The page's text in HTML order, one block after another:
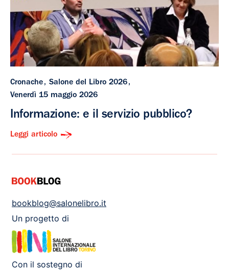
Cronache
Salone del Libro 2026
Venerdì 15 maggio 2026
Informazione: e il servizio pubblico?
Leggi articolo
bookblog@salonelibro.it
Un progetto di
Con il sostegno di